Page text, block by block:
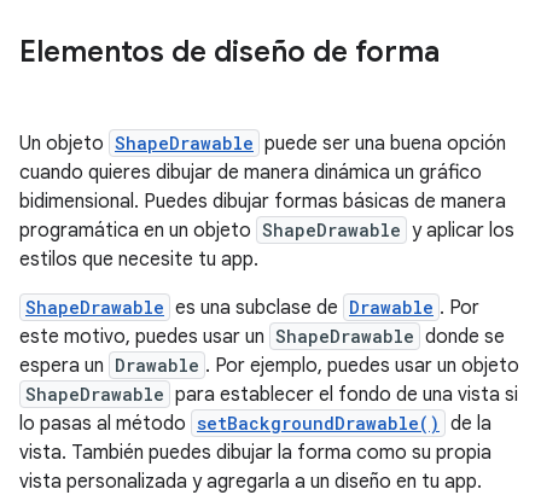
Elementos de diseño de forma
Un objeto ShapeDrawable puede ser una buena opción
cuando quieres dibujar de manera dinámica un gráfico
bidimensional. Puedes dibujar formas básicas de manera
programática en un objeto ShapeDrawable y aplicar los
estilos que necesite tu app.
ShapeDrawable es una subclase de Drawable . Por
este motivo, puedes usar un ShapeDrawable donde se
espera un Drawable . Por ejemplo, puedes usar un objeto
ShapeDrawable para establecer el fondo de una vista si
lo pasas al método setBackgroundDrawable() de la
vista. También puedes dibujar la forma como su propia
vista personalizada y agregarla a un diseño en tu app.